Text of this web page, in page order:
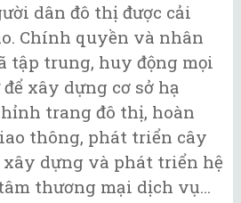
dân đô thị được cải
Chính quyền và nhân
tập trung, huy động mọi
xây dựng cơ sở hạ
trang đô thị, hoàn
thông, phát triển cây
xây dựng và phát triển hệ
thương mại dịch vụ…